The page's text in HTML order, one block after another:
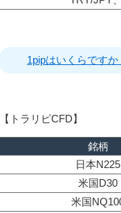
1pipはいくらですか
【トラリピCFD】
銘柄
日本N225
米国D30
米国